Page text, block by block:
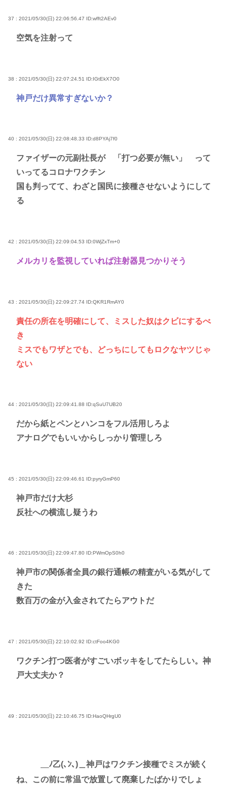
37 : 2021/05/30(日) 22:06:56.47 ID:wfft2AEv0
空気を注射って
38 : 2021/05/30(日) 22:07:24.51 ID:IGtEkX7O0
神戸だけ異常すぎないか？
40 : 2021/05/30(日) 22:08:48.33 ID:d8PYAj7f0
ファイザーの元副社長が 「打つ必要が無い」 って
いってるコロナワクチン
国も判ってて、わざと国民に接種させないようにして
る
42 : 2021/05/30(日) 22:09:04.53 ID:0WjZxTm+0
メルカリを監視していれば注射器見つかりそう
43 : 2021/05/30(日) 22:09:27.74 ID:QKR1RmAY0
責任の所在を明確にして、ミスした奴はクビにするべ
き
ミスでもワザとでも、どっちにしてもロクなヤツじゃ
ない
44 : 2021/05/30(日) 22:09:41.88 ID:qSuU7UB20
だから紙とペンとハンコをフル活用しろよ
アナログでもいいからしっかり管理しろ
45 : 2021/05/30(日) 22:09:46.61 ID:pyryGmP60
神戸市だけ大杉
反社への横流し疑うわ
46 : 2021/05/30(日) 22:09:47.80 ID:PWmOpS0h0
神戸市の関係者全員の銀行通帳の精査がいる気がして
きた
数百万の金が入金されてたらアウトだ
47 : 2021/05/30(日) 22:10:02.92 ID:ctFoo4KG0
ワクチン打つ医者がすごいボッキをしてたらしい。神
戸大丈夫か？
49 : 2021/05/30(日) 22:10:46.75 ID:HaoQHrgU0
＿ﾉ乙(､ﾝ､)＿神戸はワクチン接種でミスが続く
ね、この前に常温で放置して廃棄したばかりでしょ